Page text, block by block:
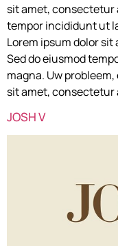
sit amet, consectetur
tempor incididunt ut
Lorem ipsum dolor
Sed do eiusmod
magna. Uw
sit amet,
JOSH V